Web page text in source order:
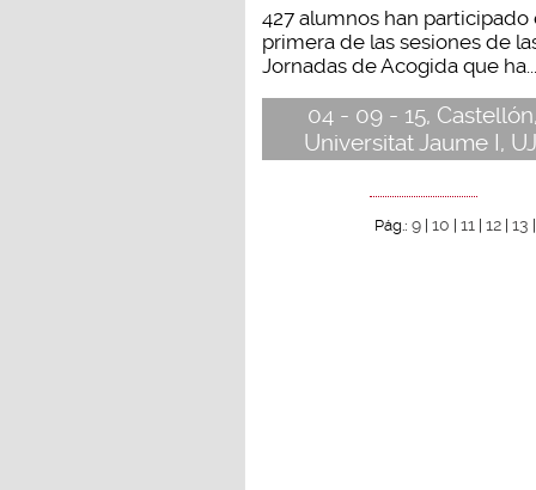
427 alumnos han participado
primera de las sesiones de
Jornadas de Acogida que ha...
04 - 09 - 15,
Universitat Jaume I,
Pág.: 9| 10 11| 12| 13